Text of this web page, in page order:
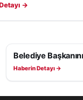
→
ASAYIŞ
Belediye
Haberin Detayı →